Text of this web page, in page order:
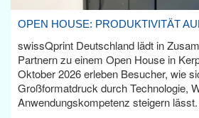
OPEN HOUSE: PRODUKTIVITÄT
swissQprint Deutschland lädt in
Partnern zu einem Open House in
Oktober 2026 erleben Besucher, wie
Großformatdruck durch Technologie,
Anwendungskompetenz steigern lässt.